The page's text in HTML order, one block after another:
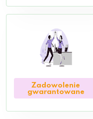
Zadowolenie
gwarantowane